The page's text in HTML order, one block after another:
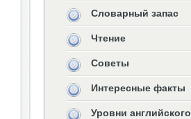
Словарный запас
Чтение
Советы
Интересные факты
Уровни английского